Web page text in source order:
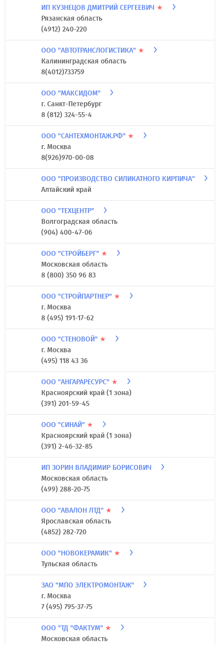
ИП КУЗНЕЦОВ ДМИТРИЙ СЕРГЕЕВИЧ ★
Рязанская область
(4912) 240-220
ООО "АВТОТРАНСЛОГИСТИКА" ★
Калининградская область
8(4012)733759
ООО "МАКСИДОМ"
г. Санкт-Петербург
8 (812) 324-55-4
ООО "САНТЕХМОНТАЖ.РФ" ★
г. Москва
8(926)970-00-08
ООО "ПРОИЗВОДСТВО СИЛИКАТНОГО КИРПИЧА"
Алтайский край
ООО "ТЕХЦЕНТР"
Волгоградская область
(904) 400-47-06
ООО "СТРОЙБЕРГ" ★
Московская область
8 (800) 350 96 83
ООО "СТРОЙПАРТНЕР" ★
г. Москва
8 (495) 191-17-62
ООО "СТЕНОВОЙ" ★
г. Москва
(495) 118 43 36
ООО "АНГАРАРЕСУРС" ★
Красноярский край (1 зона)
(391) 201-59-45
ООО "СИНАЙ" ★
Красноярский край (1 зона)
(391) 2-46-32-85
ИП ЗОРИН ВЛАДИМИР БОРИСОВИЧ
Московская область
(499) 288-20-75
ООО "АВАЛОН ЛТД" ★
Ярославская область
(4852) 282-720
ООО "НОВОКЕРАМИК" ★
Тульская область
ЗАО "МПО ЭЛЕКТРОМОНТАЖ"
г. Москва
7 (495) 795-37-75
ООО "ТД "ФАКТУМ" ★
Московская область